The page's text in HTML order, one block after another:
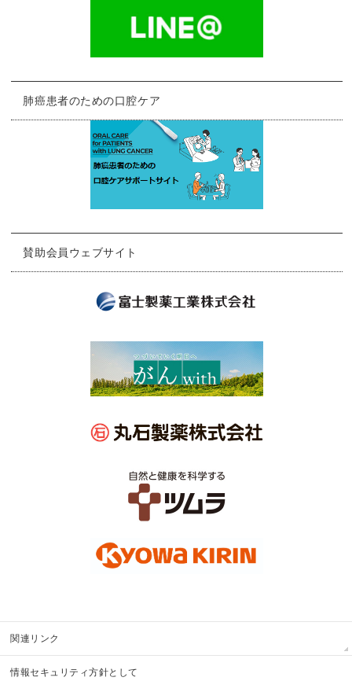
肺癌患者のための口腔ケア
賛助会員ウェブサイト
関連リンク
情報セキュリティ方針として